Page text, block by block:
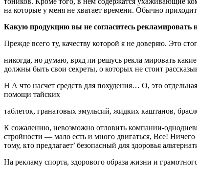
на которые у меня не хватает времени. Обычно
Какую продукцию вы не со­гласитесь рекламировать
Прежде всего ту, ка­честву которой я не доверяю. Это
никогда, но думаю, вряд ли ре­шусь рекла мировать
должны быть свои секреты, о которых не стоит
Н А что насчет средств для похудения… О, это
помощи тайских
таблеток, гранатовых эмульсий, жидких каштанов,
К сожалению, невозможно от­ловить компании-
стройности — мало есть и много двигаться, Все! Ничего
тому, кто предла­гает’ безопасный для здоровья
На рекламу спорта, здорового образа жизни и